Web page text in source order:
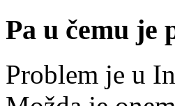
Pa u čemu je
Problem je u